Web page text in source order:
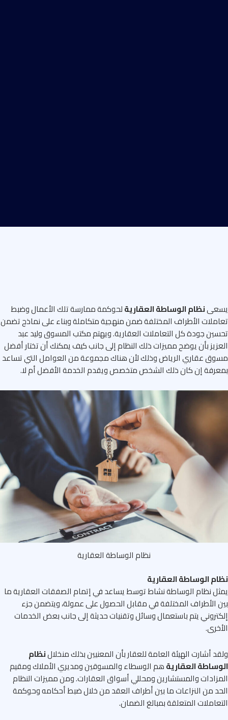
نظام الوساطة العقاريةلحوكمة ممارسة تلك الأعمال وضبط
الأطراف المختلفة ضمن منهجية متكاملة وبناء على نماذج تضمن
جودة كل التعاملات العقارية. ويهتم مكتب المسوق وليد عبد
بأن يوضح مميزات ذلك النظام إلى جانب كيف يمكنك أن تختار أفضل
عقاري الرياض وذلك لأن هناك مجموعة من العوامل التي تساعد
إن كان ذلك الشخص متخصص ويقدم الخدمة الأفضل أم لا.
نظام الوساطة العقارية
الوساطة العقارية
نظام الوساطة نشاط توسط يساعد في إتمام الصفقات العقارية ما
الأطراف المختلفة في مقابل الحصول على عمولة، ويتضمن جزء
يتم باستعمال وسائل وتقنيات حديثة إلى جانب بعض الخدمات
أشارت الهيئة العامة للعقار بأن المعنيين بذلك منخلالنظام
العقاريةهم الوسطاء والمسوقين ومديري الأملاك ومقيم
والمستشارين ومحللي أسواق العقارات. ومن مميزات النظام
من النزاعات ما بين أطراف العقد من خلال ضبط أحكامه وحوكمة
المتعلقة بمبالغ الضمان.